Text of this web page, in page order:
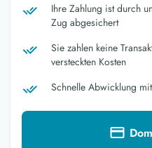
Ihre Zahlung ist durch
Zug abgesichert
Sie zahlen keine
versteckten Kosten
Schnelle Abwicklung